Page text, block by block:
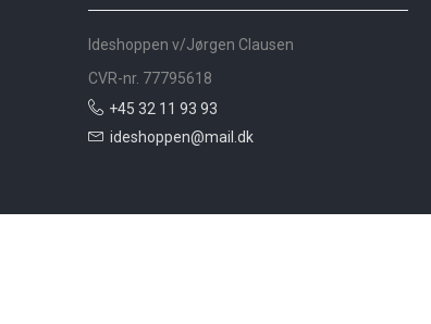
Ideshoppen v/Jørgen Clausen
CVR-nr. 77795618
+45 32 11 93 93
ideshoppen@mail.dk